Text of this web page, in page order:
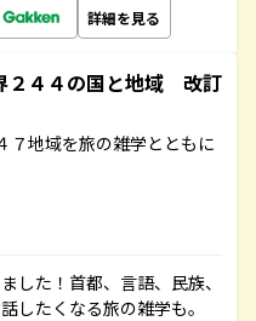
詳細を見る
４４の国と地域 改訂
７地域を旅の雑学とともに
した！首都、言語、民族、
したくなる旅の雑学も。